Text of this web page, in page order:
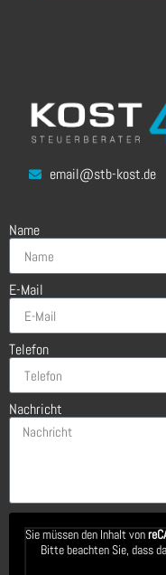
email@stb-kost.de
Name
E-Mail
Telefon
Nachricht
Sie müssen den Inhalt von
Bitte beachten Sie, dass